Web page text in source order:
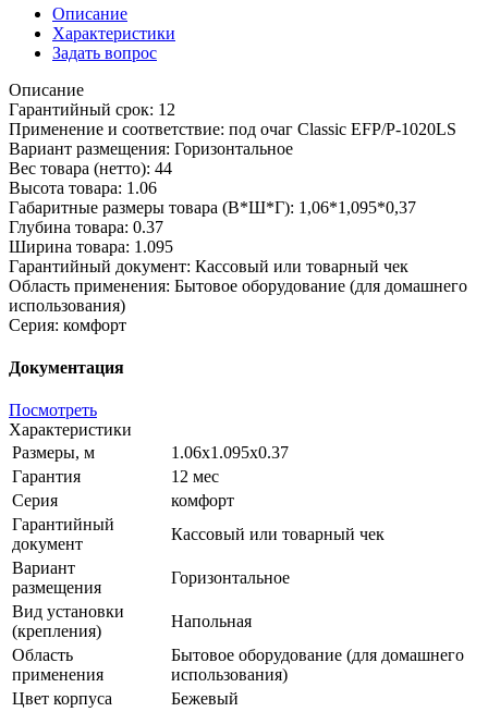
Описание
Характеристики
Задать вопрос
Описание
Гарантийный срок: 12
Применение и соответствие: под очаг Classic EFP/P-1020LS
Вариант размещения: Горизонтальное
Вес товара (нетто): 44
Высота товара: 1.06
Габаритные размеры товара (В*Ш*Г): 1,06*1,095*0,37
Глубина товара: 0.37
Ширина товара: 1.095
Гарантийный документ: Кассовый или товарный чек
Область применения: Бытовое оборудование (для домашнего
использования)
Серия: комфорт
Документация
Посмотреть
Характеристики
Размеры, м
1.06x1.095x0.37
Гарантия
12 мес
Серия
комфорт
Гарантийный
документ
Кассовый или товарный чек
Вариант
размещения
Горизонтальное
Вид установки
(крепления)
Напольная
Область
применения
Бытовое оборудование (для домашнего
использования)
Цвет корпуса
Бежевый